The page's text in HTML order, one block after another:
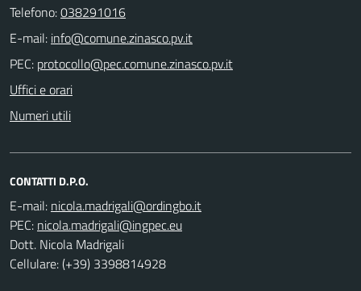
Telefono:038291016
E-mail:
PEC:
Uffici e orari
Numeri utili
CONTATTI D.P.O.
E-mail:
PEC:
Dott. Nicola Madrigali
Cellulare: (+39) 3398814928